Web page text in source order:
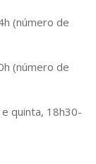
(número de
(número de
quinta, 18h30-